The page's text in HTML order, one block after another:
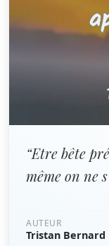
“Etre bête
même on ne
AUTEUR
Tristan Bernard